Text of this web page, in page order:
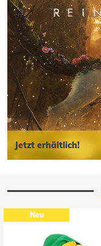
Jetzt erhältlich!
Neu